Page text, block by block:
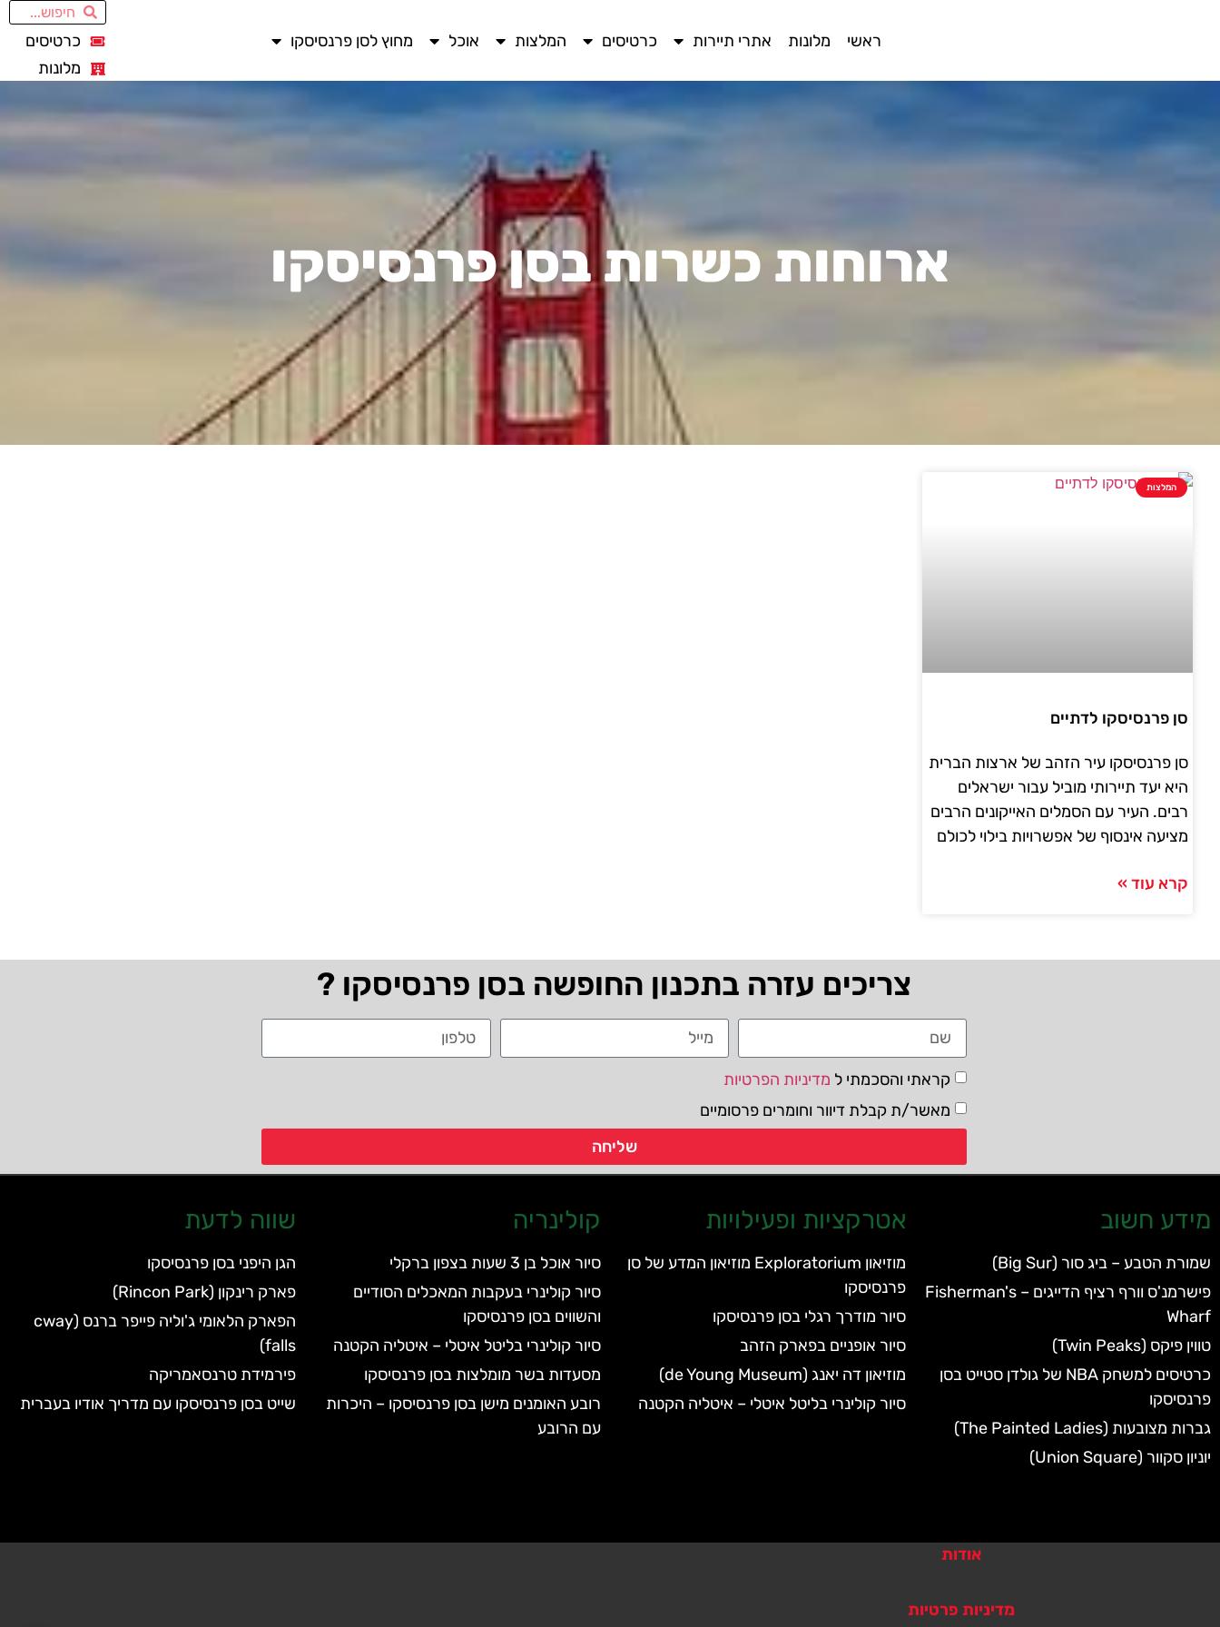
ראשי מלונות אתרי תיירות כרטיסים המלצות אוכל מחוץ לסן פרנסיסקו
כרטיסים
מלונות
ארוחות כשרות בסן פרנסיסקו
המלצות
סן פרנסיסקו לדתיים
סן פרנסיסקו עיר הזהב של ארצות הברית
היא יעד תיירותי מוביל עבור ישראלים
רבים. העיר עם הסמלים האייקונים הרבים
מציעה אינסוף של אפשרויות בילוי לכולם
קרא עוד »
צריכים עזרה בתכנון החופשה בסן פרנסיסקו ?
קראתי והסכמתי ל מדיניות הפרטיות
מאשר/ת קבלת דיוור וחומרים פרסומיים
שליחה
מידע חשוב
שמורת הטבע – ביג סור (Big Sur)
פישרמנ'ס וורף רציף הדייגים – Fisherman's
Wharf
טווין פיקס (Twin Peaks)
כרטיסים למשחק NBA של גולדן סטייט בסן
פרנסיסקו
גברות מצובעות (The Painted Ladies)
יוניון סקוור (Union Square)
אטרקציות ופעילויות
מוזיאון Exploratorium מוזיאון המדע של סן
פרנסיסקו
סיור מודרך רגלי בסן פרנסיסקו
סיור אופניים בפארק הזהב
מוזיאון דה יאנג (de Young Museum)
סיור קולינרי בליטל איטלי – איטליה הקטנה
קולינריה
סיור אוכל בן 3 שעות בצפון ברקלי
סיור קולינרי בעקבות המאכלים הסודיים
והשווים בסן פרנסיסקו
סיור קולינרי בליטל איטלי – איטליה הקטנה
מסעדות בשר מומלצות בסן פרנסיסקו
רובע האומנים מישן בסן פרנסיסקו – היכרות
עם הרובע
שווה לדעת
הגן היפני בסן פרנסיסקו
פארק רינקון (Rincon Park)
הפארק הלאומי ג'וליה פייפר ברנס (cway
falls)
פירמידת טרנסאמריקה
שייט בסן פרנסיסקו עם מדריך אודיו בעברית
אודות
מדיניות פרטיות